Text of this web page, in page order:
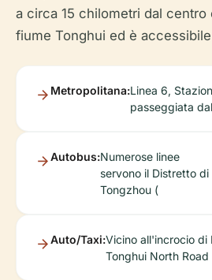
a circa 15 chilometri dal centro
fiume Tonghui ed è
Metropolitana:Linea 6,
passeggiata
Autobus:Numerose linee
servono il Distretto di
Tongzhou (
Auto/Taxi:Vicino all'incrocio di
Tonghui North Road